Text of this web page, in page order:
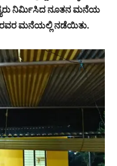
ನಿರ್ಮಿಸಿದ ನೂತನ ಮನೆಯ
ಮನೆಯಲ್ಲಿ ನಡೆಯಿತು.